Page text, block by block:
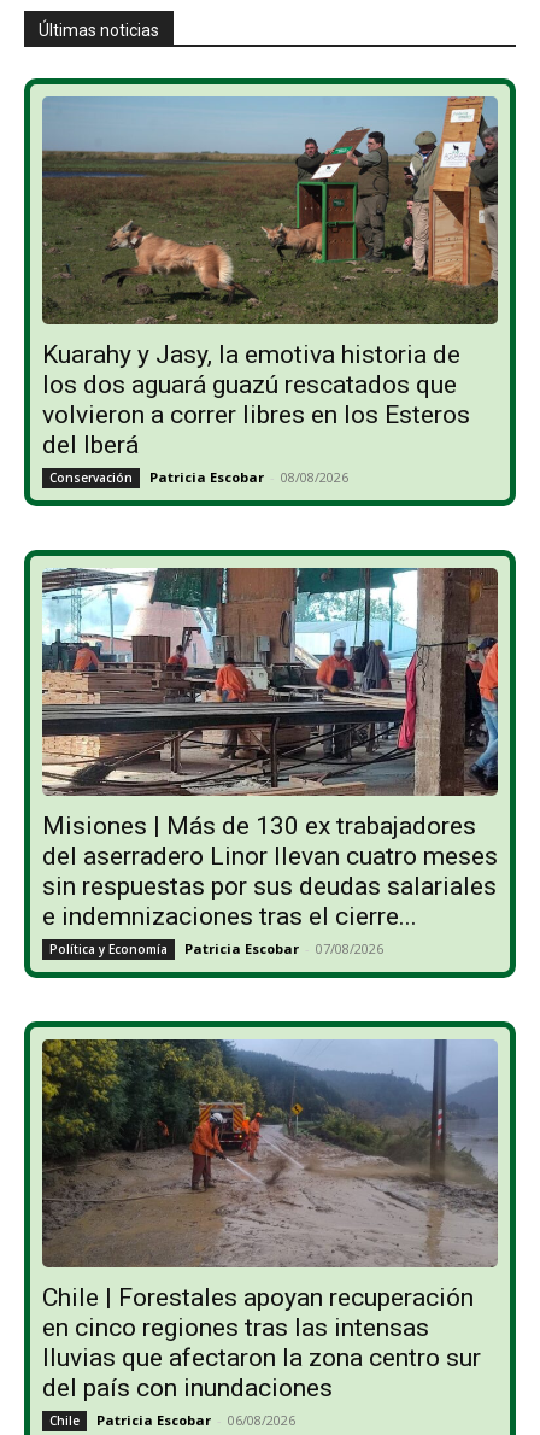
Últimas noticias
Kuarahy y Jasy, la emotiva historia de
los dos aguará guazú rescatados que
volvieron a correr libres en los Esteros
del Iberá
Conservación Patricia Escobar - 08/08/2026
Misiones | Más de 130 ex trabajadores
del aserradero Linor llevan cuatro meses
sin respuestas por sus deudas salariales
e indemnizaciones tras el cierre...
Política y Economía Patricia Escobar - 07/08/2026
Chile | Forestales apoyan recuperación
en cinco regiones tras las intensas
lluvias que afectaron la zona centro sur
del país con inundaciones
Chile Patricia Escobar - 06/08/2026